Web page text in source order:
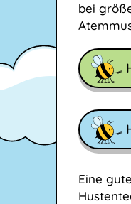
bei
Eine gute